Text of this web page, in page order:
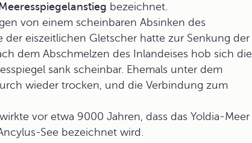
bezeichnet.
von einem scheinbaren Absinken des
der eiszeitlichen Gletscher hatte zur Senkung der
dem Abschmelzen des Inlandeises hob sich die
sank scheinbar. Ehemals unter dem
wieder trocken, und die Verbindung zum
vor etwa 9000 Jahren, dass das Yoldia-Meer
See bezeichnet wird.